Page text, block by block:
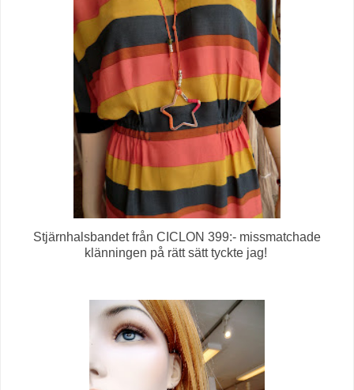
Stjärnhalsbandet från CICLON 399:- missmatchade
klänningen på rätt sätt tyckte jag!